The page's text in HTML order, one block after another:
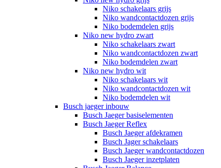
Niko schakelaars grijs
Niko wandcontactdozen grijs
Niko bodemdelen grijs
Niko new hydro zwart
Niko schakelaars zwart
Niko wandcontactdozen zwart
Niko bodemdelen zwart
Niko new hydro wit
Niko schakelaars wit
Niko wandcontactdozen wit
Niko bodemdelen wit
Busch jaeger inbouw
Busch Jaeger basiselementen
Busch Jaeger Reflex
Busch Jaeger afdekramen
Busch Jager schakelaars
Busch Jaeger wandcontactdozen
Busch Jaeger inzetplaten